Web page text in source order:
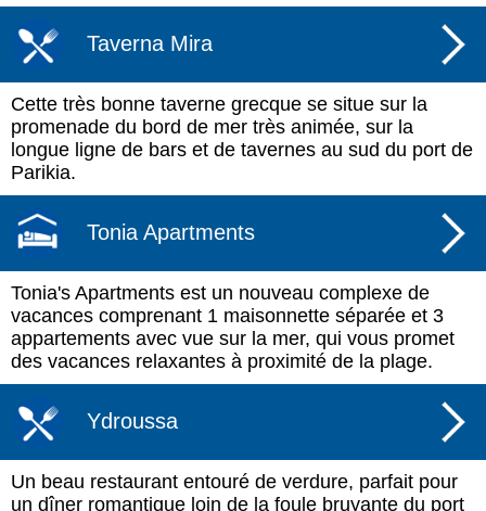
Taverna Mira
Cette très bonne taverne grecque se situe sur la
promenade du bord de mer très animée, sur la
longue ligne de bars et de tavernes au sud du port de
Parikia.
Tonia Apartments
Tonia's Apartments est un nouveau complexe de
vacances comprenant 1 maisonnette séparée et 3
appartements avec vue sur la mer, qui vous promet
des vacances relaxantes à proximité de la plage.
Ydroussa
Un beau restaurant entouré de verdure, parfait pour
un dîner romantique loin de la foule bruyante du port